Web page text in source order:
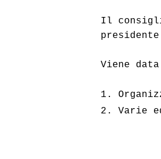
Il
Viene
1.
2. Varie